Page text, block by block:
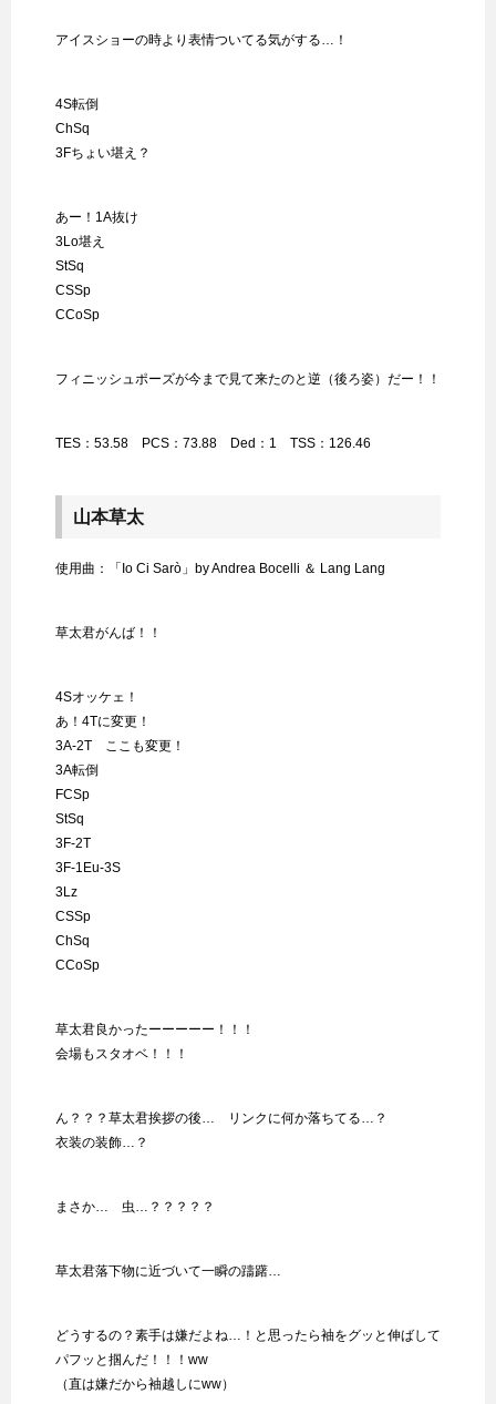
アイスショーの時より表情ついてる気がする…！
4S転倒
ChSq
3Fちょい堪え？
あー！1A抜け
3Lo堪え
StSq
CSSp
CCoSp
フィニッシュポーズが今まで見て来たのと逆（後ろ姿）だー！！
TES：53.58 PCS：73.88 Ded：1 TSS：126.46
山本草太
使用曲：「Io Ci Sarò」by Andrea Bocelli ＆ Lang Lang
草太君がんば！！
4Sオッケェ！
あ！4Tに変更！
3A-2T ここも変更！
3A転倒
FCSp
StSq
3F-2T
3F-1Eu-3S
3Lz
CSSp
ChSq
CCoSp
草太君良かったーーーーー！！！
会場もスタオベ！！！
ん？？？草太君挨拶の後… リンクに何か落ちてる…？
衣装の装飾…？
まさか… 虫…？？？？？
草太君落下物に近づいて一瞬の躊躇…
どうするの？素手は嫌だよね…！と思ったら袖をグッと伸ばして
パフッと掴んだ！！！ww
（直は嫌だから袖越しにww）